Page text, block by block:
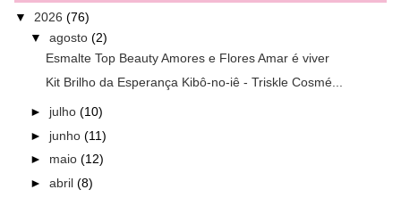
▼ 2026 (76)
▼ agosto (2)
Esmalte Top Beauty Amores e Flores Amar é viver
Kit Brilho da Esperança Kibô-no-iê - Triskle Cosmé...
► julho (10)
► junho (11)
► maio (12)
► abril (8)